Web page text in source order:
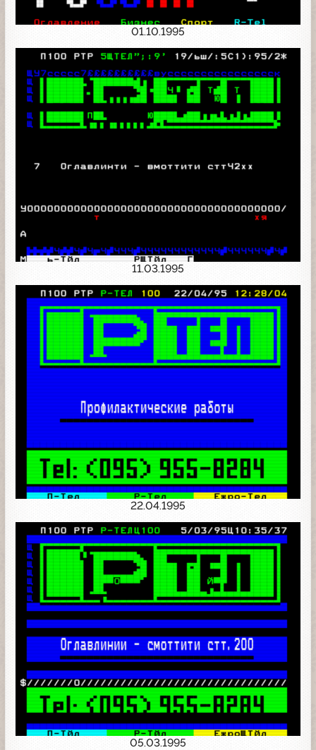
01.10.1995
11.03.1995
22.04.1995
05.03.1995